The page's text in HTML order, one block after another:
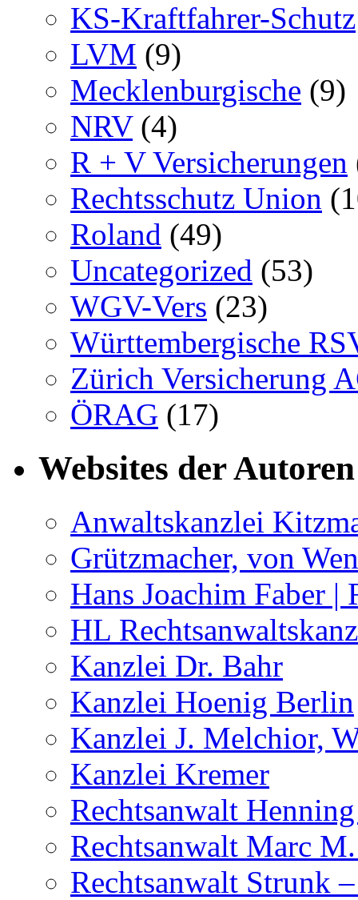
KS-Kraftfahrer-Schutz
LVM (9)
Mecklenburgische (9)
NRV(4)
R + V Versicherungen
Rechtsschutz Union
Roland (49)
Uncategorized (53)
WGV-Vers (23)
Württembergische
Zürich Versicherung
ÖRAG (17)
Websites der Autoren
Anwaltskanzlei
Grützmacher, von
Hans Joachim Faber |
HL
Kanzlei Dr. Bahr
Kanzlei Hoenig Berlin
Kanzlei J. Melchior,
Kanzlei Kremer
Rechtsanwalt
Rechtsanwalt Marc
Rechtsanwalt Strunk